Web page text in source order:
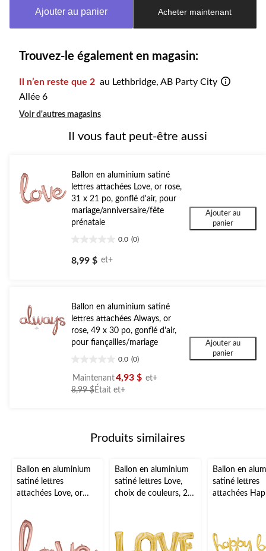
à
Ajouter au panier Acheter maintenant
Trouvez-le également en magasin:
Il n’en reste que 2 au Lethbridge, AB Party City
Allée 6
Voir d'autres magasins
Il vous faut peut-être aussi
Ballon en aluminium satiné
lettres attachées Love, or rose,
31 x 21 po, gonflé d'air, pour
mariage/anniversaire/fête
prénatale
0.0 (0)
étoile(s)
sur
8,99 $ et+
Ajouter au
panier
Ballon en aluminium satiné
lettres attachées Always, or
rose, 49 x 30 po, gonflé d'air,
pour fiançailles/mariage
0.0 (0)
étoile(s)
sur
Maintenant4,93 $ et+
8,99 $Était et+prix
de
Ajouter au
panier
Produits similaires
Ballon en aluminium
satiné lettres
attachées Love, or
mariage/anniversaire/f
ête prénatale
Ballon en aluminium
satiné lettres Love,
choix de couleurs, 25
ête prénatale
Ballon en
satiné lettres
attachées
d'anniversaire